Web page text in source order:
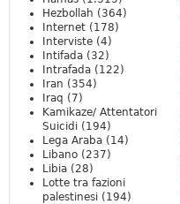
Hezbollah (364)
Internet (178)
Interviste (4)
Intifada (32)
Intrafada (122)
Iran (354)
Iraq (7)
Kamikaze/ Attentatori
Suicidi (194)
Lega Araba (14)
Libano (237)
Libia (28)
Lotte tra fazioni
palestinesi (194)